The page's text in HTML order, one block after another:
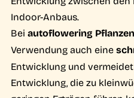
Indoor-Anbaus.
Bei autoflowering Pflanzen
Verwendung auch eine
Entwicklung und
Entwicklung, die zu